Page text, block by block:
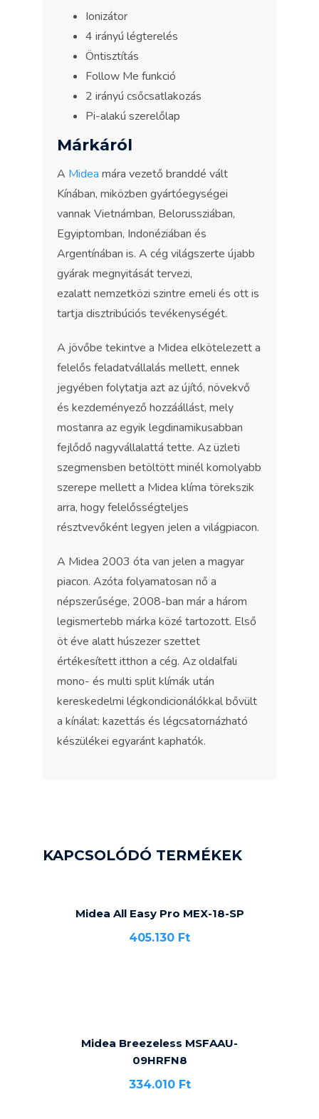
Ionizátor
4 irányú légterelés
Öntisztítás
Follow Me funkció
2 irányú csőcsatlakozás
Pi-alakú szerelőlap
Márkáról
A Midea mára vezető branddé vált
Kínában, miközben gyártóegységei
vannak Vietnámban, Belorussziában,
Egyiptomban, Indonéziában és
Argentínában is. A cég világszerte újabb
gyárak megnyitását tervezi,
ezalatt nemzetközi szintre emeli és ott is
tartja disztribúciós tevékenységét.
A jövőbe tekintve a Midea elkötelezett a
felelős feladatvállalás mellett, ennek
jegyében folytatja azt az újító, növekvő
és kezdeményező hozzáállást, mely
mostanra az egyik legdinamikusabban
fejlődő nagyvállalattá tette. Az üzleti
szegmensben betöltött minél komolyabb
szerepe mellett a Midea klíma törekszik
arra, hogy felelősségteljes
résztvevőként legyen jelen a világpiacon.
A Midea 2003 óta van jelen a magyar
piacon. Azóta folyamatosan nő a
népszerűsége, 2008-ban már a három
legismertebb márka közé tartozott. Első
öt éve alatt húszezer szettet
értékesített itthon a cég. Az oldalfali
mono- és multi split klímák után
kereskedelmi légkondicionálókkal bővült
a kínálat: kazettás és légcsatornázható
készülékei egyaránt kaphatók.
KAPCSOLÓDÓ TERMÉKEK
Midea All Easy Pro MEX-18-SP
405.130 Ft
Midea Breezeless MSFAAU-
09HRFN8
334.010 Ft